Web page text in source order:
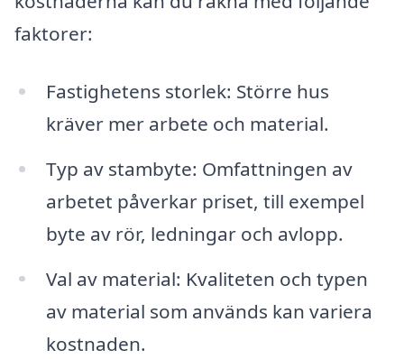
faktorer:
Fastighetens storlek: Större hus
kräver mer arbete och material.
Typ av stambyte: Omfattningen av
arbetet påverkar priset, till exempel
byte av rör, ledningar och avlopp.
Val av material: Kvaliteten och typen
av material som används kan variera
kostnaden.